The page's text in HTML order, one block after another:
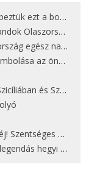
hűsölő cicát Kisorosziban
a 15 legjobbat
egész nap nyaral
végét jelentette
és Szardínián
éj!”
meg Zugspitzét